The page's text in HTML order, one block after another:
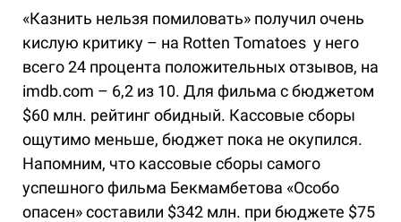
«Казнить нельзя помиловать» получил очень
кислую критику – на Rotten Tomatoes у него
всего 24 процента положительных отзывов, на
imdb.com – 6,2 из 10. Для фильма с бюджетом
$60 млн. рейтинг обидный. Кассовые сборы
ощутимо меньше, бюджет пока не окупился.
Напомним, что кассовые сборы самого
успешного фильма Бекмамбетова «Особо
опасен» составили $342 млн. при бюджете $75